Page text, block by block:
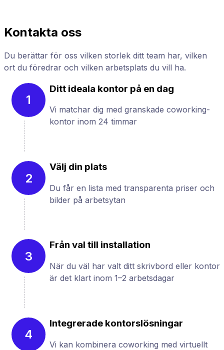
Kontakta oss
Du berättar för oss vilken storlek ditt team har, vilken
ort du föredrar och vilken arbetsplats du vill ha.
1
Ditt ideala kontor på en dag
Vi matchar dig med granskade coworking-
kontor inom 24 timmar
2
Välj din plats
Du får en lista med transparenta priser och
bilder på arbetsytan
3
Från val till installation
När du väl har valt ditt skrivbord eller kontor
är det klart inom 1–2 arbetsdagar
4
Integrerade kontorslösningar
Vi kan kombinera coworking med virtuellt